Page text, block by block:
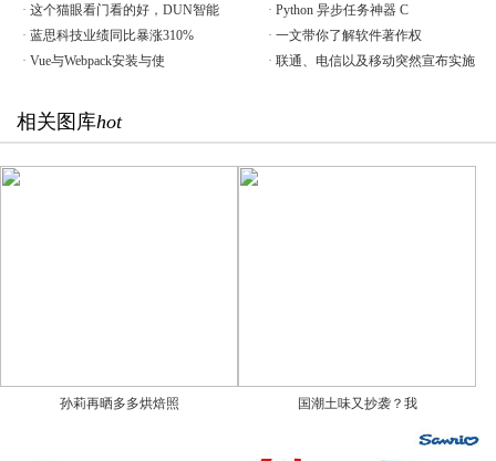
· 这个猫眼看门看的好，DUN智能 · Python 异步任务神器 C
· 蓝思科技业绩同比暴涨310% · 一文带你了解软件著作权
· Vue与Webpack安装与使 · 联通、电信以及移动突然宣布实施
相关图库hot
孙莉再晒多多烘焙照 国潮土味又抄袭？我